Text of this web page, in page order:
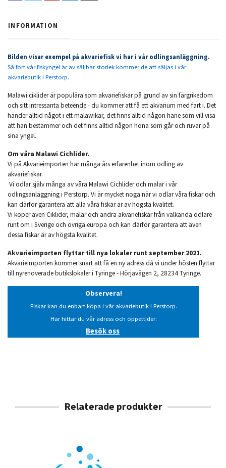
INFORMATION
Bilden visar exempel på akvariefisk vi har i vår odlingsanläggning.
Så fort vår fiskyngel är av säljbar storlek kommer de att säljas i vår
akvariebutik i Perstorp.
Malawi ciklider är populära som akvariefiskar på grund av sin färgrikedom
och sitt intressanta beteende - du kommer att få ett akvarium med fart i. Det
händer alltid något i ett malawikar, det finns alltid någon hane som vill visa
att han bestämmer och det finns alltid någon hona som går och ruvar på
sina yngel.
Om våra Malawi Cichlider.
Vi på Akvarieimporten har många års erfarenhet inom odling av
akvariefiskar.
Vi odlar själv många av våra Malawi Cichlider och malar i vår
odlingsanläggning i Perstorp. Vi är mycket noga när vi odlar våra fiskar och
kan därför garantera att alla våra fiskar är av högsta kvalitet.
Vi köper även Ciklider, malar och andra akvariefiskar från välkända odlare
runt om i Sverige och övriga europa och kan därför garantera att även
dessa fiskar är av högsta kvalitet.
Akvarieimporten flyttar till nya lokaler runt september 2021.
Akvarieimporten kommer snart att få en ny adress då vi under hösten flyttar
till nyrenoverade butikslokaler i Tyringe - Hörjavägen 2, 28234 Tyringe.
Observera!
Fiskar kan du enbart köpa i vår akvariebutik i Perstorp.
Här hittar du vår adress och öppettider:
Besök oss